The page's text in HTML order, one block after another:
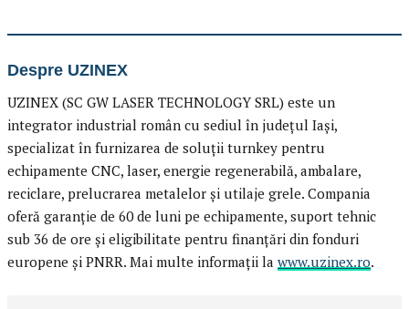
Despre UZINEX
UZINEX (SC GW LASER TECHNOLOGY SRL) este un
integrator industrial român cu sediul în județul Iași,
specializat în furnizarea de soluții turnkey pentru
echipamente CNC, laser, energie regenerabilă, ambalare,
reciclare, prelucrarea metalelor și utilaje grele. Compania
oferă garanție de 60 de luni pe echipamente, suport tehnic
sub 36 de ore și eligibilitate pentru finanțări din fonduri
europene și PNRR. Mai multe informații la www.uzinex.ro.